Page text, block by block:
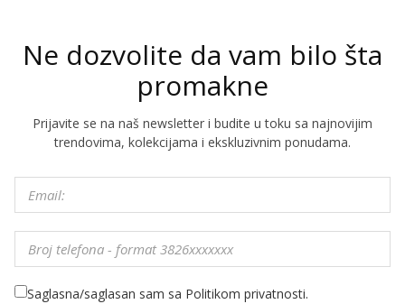
Ne dozvolite da vam bilo šta
promakne
Prijavite se na naš newsletter i budite u toku sa najnovijim
trendovima, kolekcijama i ekskluzivnim ponudama.
Saglasna/saglasan sam sa Politikom privatnosti.